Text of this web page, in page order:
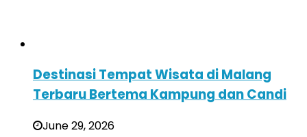
Destinasi Tempat Wisata di Malang
Terbaru Bertema Kampung dan Candi
June 29, 2026